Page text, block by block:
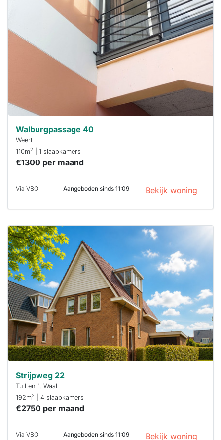
waarschijnlijk
al verhuurd
reageren.
Stekkies helpt
Walburgpassage 40
Weert
110m2 | 1 slaapkamers
€1300 per maand
Via VBO Aangeboden sinds 11:09 Bekijk woning
Deze woning
is
waarschijnlijk
al verhuurd
Om kans te
maken moet je
binnen 15
minuten
reageren.
Stekkies helpt
je hierbij!
Strijpweg 22
Tull en 't Waal
192m2 | 4 slaapkamers
€2750 per maand
Via VBO Aangeboden sinds 11:09 Bekijk woning